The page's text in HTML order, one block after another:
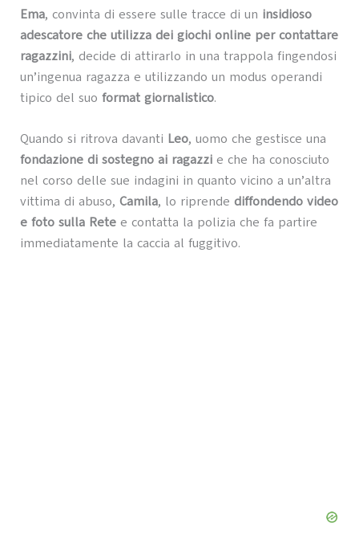
Ema, convinta di essere sulle tracce di un insidioso
adescatore che utilizza dei giochi online per contattare
ragazzini, decide di attirarlo in una trappola fingendosi
un’ingenua ragazza e utilizzando un modus operandi
tipico del suo format giornalistico.
Quando si ritrova davanti Leo, uomo che gestisce una
fondazione di sostegno ai ragazzie che ha conosciuto
nel corso delle sue indagini in quanto vicino a un’altra
vittima di abuso, Camila, lo riprende diffondendo video
e foto sulla Retee contatta la polizia che fa partire
immediatamente la caccia al fuggitivo.